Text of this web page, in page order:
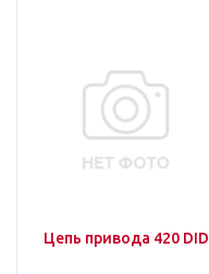
Цепь привода 420 DID